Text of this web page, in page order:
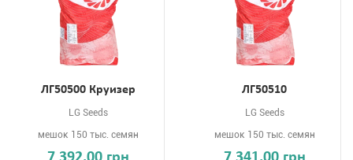
ЛГ50500 Круизер
LG Seeds
мешок 150 тыс. семян
ЛГ50510
LG Seeds
мешок 150 тыс. семян